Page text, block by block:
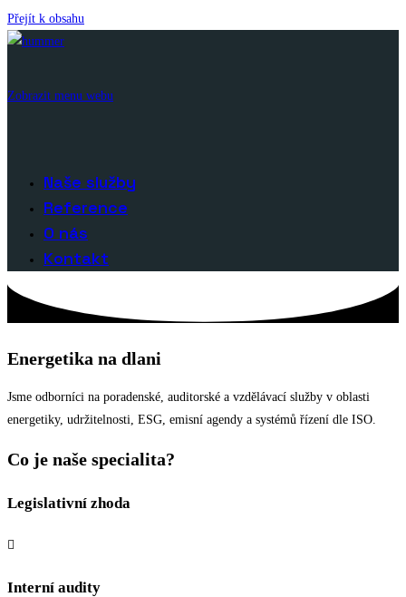
Přejít k obsahu
Zobrazit menu webu
Naše služby
Reference
O nás
Kontakt
Energetika na dlani
Jsme odborníci na poradenské, auditorské a vzdělávací služby v oblasti
energetiky, udržitelnosti, ESG, emisní agendy a systémů řízení dle ISO.
Co je naše specialita?
Legislativní zhoda
Interní audity